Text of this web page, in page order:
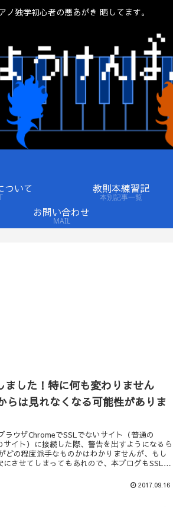
ノ独学初心者の悪あがき 晒してます。
ついて 教則本練習記
本別記事一覧
お問い合わせ
MAIL
ました！特に何も変わりません
らは見れなくなる可能性がありま
ラウザChromeでSSLでないサイト（普通の
イト）に接続した際、警告を出すようになるら
させてしまってもあれので、本ブログもSSLに
2017.09.16